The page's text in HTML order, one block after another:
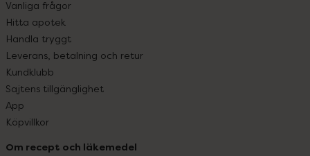
Vanliga frågor
Hitta apotek
Handla tryggt
Leverans, betalning och retur
Kundklubb
Sajtens tillgänglighet
App
Köpvillkor
Om recept och läkemedel